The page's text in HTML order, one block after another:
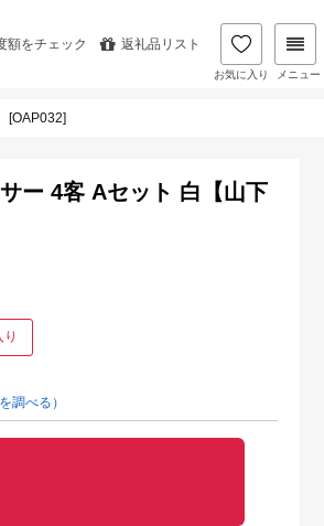
額をチェック 返礼品リスト
お気に入り メニュー
[OAP032]
ー 4客 Aセット 白【山下
調べる）